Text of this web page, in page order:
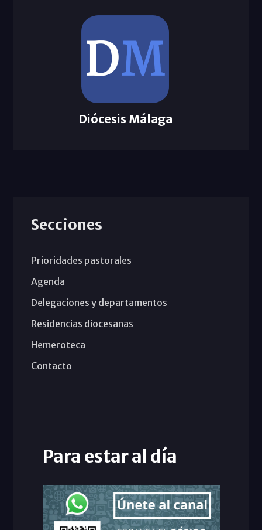
Diócesis Málaga
Secciones
Prioridades pastorales
Agenda
Delegaciones y departamentos
Residencias diocesanas
Hemeroteca
Contacto
Para estar al día